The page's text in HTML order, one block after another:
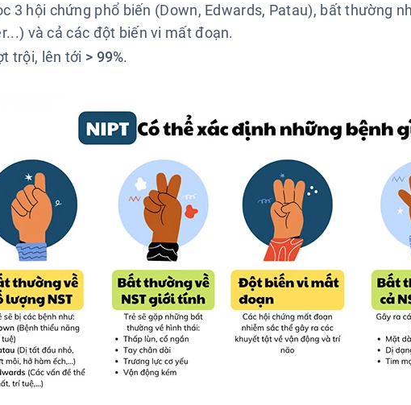
3 hội chứng phổ biến (Down, Edwards, Patau), bất thường
và cả các đột biến vi mất đoạn.
trội, lên tới > 99%.